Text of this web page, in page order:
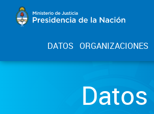
DATOS ORGANIZACIONES
Datos